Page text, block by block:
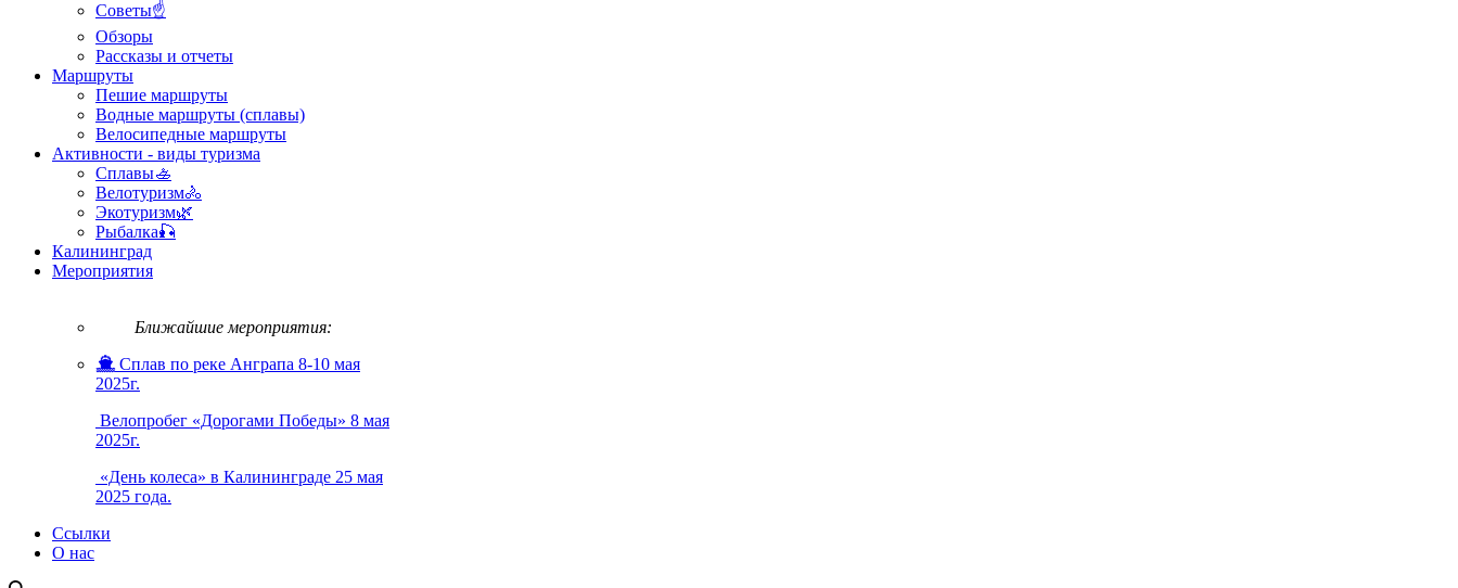
Советы☝
Обзоры
Рассказы и отчеты
Маршруты
Пешие маршруты
Водные маршруты (сплавы)
Велосипедные маршруты
Активности - виды туризма
Сплавы🚣
Велотуризм🚴
Экотуризм🌿
Рыбалка🎣
Калининград
Мероприятия
Ближайшие мероприятия:
Сплав по реке Анграпа 8-10 мая
2025г.
Велопробег «Дорогами Победы» 8 мая
2025г.
«День колеса» в Калининграде 25 мая
2025 года.
Ссылки
О нас